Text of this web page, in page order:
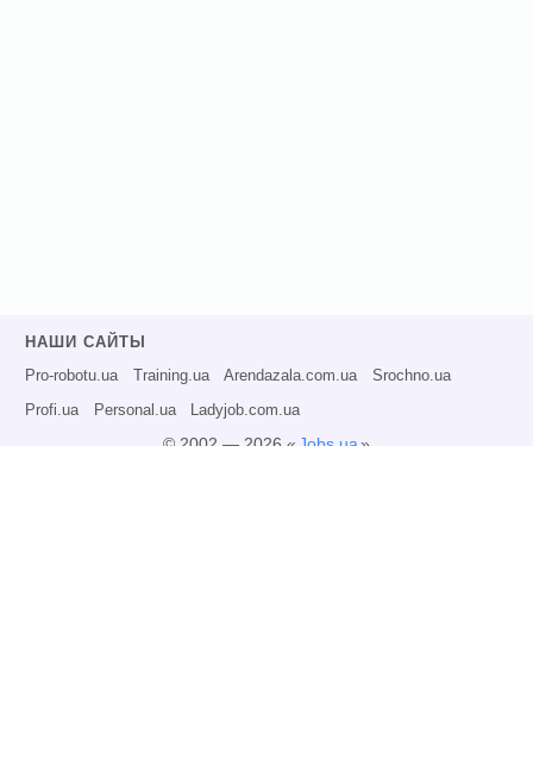
НАШИ САЙТЫ
Pro-robotu.ua Training.ua Arendazala.com.ua Srochno.ua
Profi.ua Personal.ua Ladyjob.com.ua
© 2002 — 2026 « Jobs.ua»